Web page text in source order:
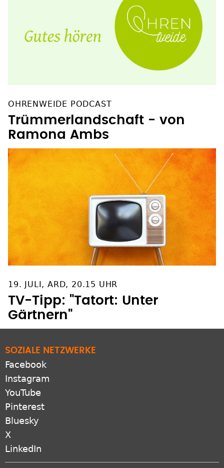
OHRENWEIDE PODCAST
Trümmerlandschaft - von
Ramona Ambs
19. JULI, ARD, 20.15 UHR
TV-Tipp: "Tatort: Unter
Gärtnern"
SOZIALE NETZWERKE
Facebook
Instagram
YouTube
Pinterest
Bluesky
X
LinkedIn